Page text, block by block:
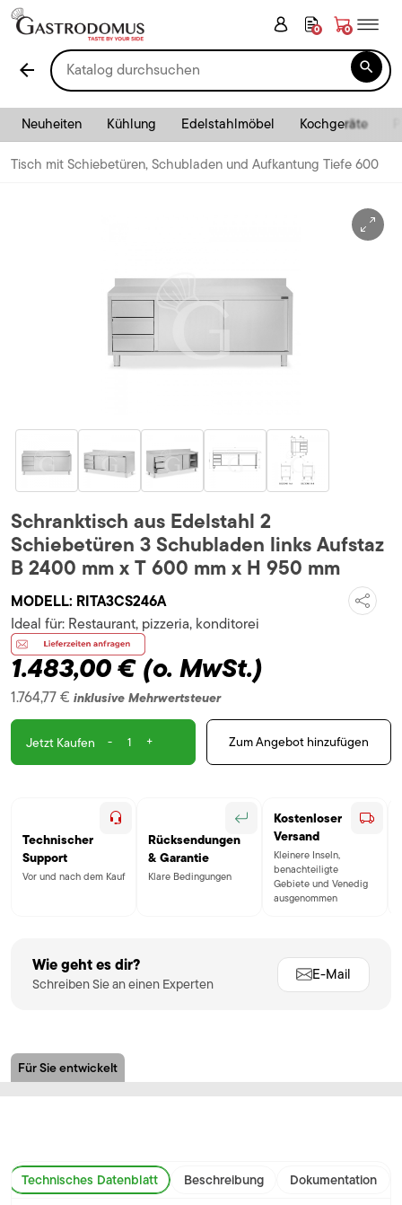
0 0
arrow_back 
Neuheiten Kühlung Edelstahlmöbel Kochgeräte
Tisch mit Schiebetüren, Schubladen und Aufkantung Tiefe 600
Schranktisch aus Edelstahl 2
Schiebetüren 3 Schubladen links Aufstaz
B 2400 mm x T 600 mm x H 950 mm
MODELL: RITA3CS246A
1.483,00 €(o. MwSt.)
1.764,77 € inklusive Mehrwertsteuer
Ideal für: Restaurant, pizzeria, konditorei
Jetzt Kaufen - + Zum Angebot hinzufügen
Technischer
Support
Vor und nach dem Kauf
Rücksendungen
& Garantie
Klare Bedingungen
Kostenloser
Versand
Kleinere Inseln,
benachteiligte
Gebiete und Venedig
ausgenommen
Wie geht es dir?
Schreiben Sie an einen Experten
E-Mail
Für Sie entwickelt
Technisches Datenblatt Beschreibung Dokumentation